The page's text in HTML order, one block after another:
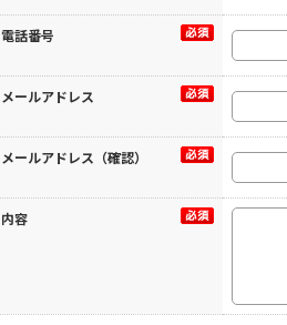
電話番号
メールアドレス
メールアドレス（確認）
内容